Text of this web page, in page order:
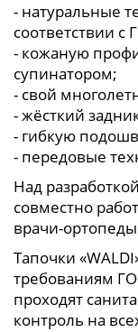
- натуральные
соответствии с
- кожаную
супинатором;
- свой
- жёсткий
- гибкую
- передовые
Над
совместно
врачи-
Тапочки
требованиям
проходят
контроль на